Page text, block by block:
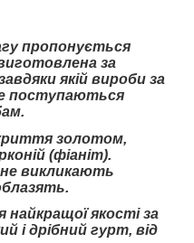
пропонується
за
якій вироби за
поступаються
золотом,
(фіаніт).
не викликають
найкращої якості за
і дрібний гурт, від